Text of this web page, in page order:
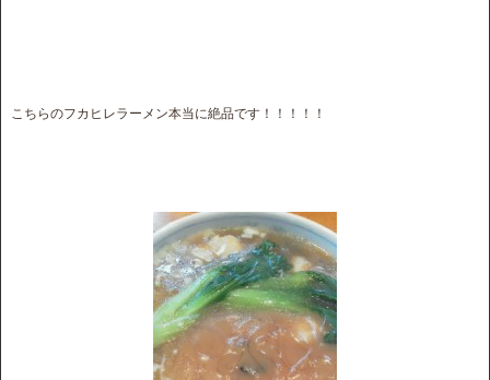
こちらのフカヒレラーメン本当に絶品です！！！！！